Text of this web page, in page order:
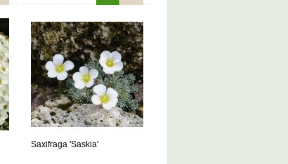
Saxifraga 'Saskia'